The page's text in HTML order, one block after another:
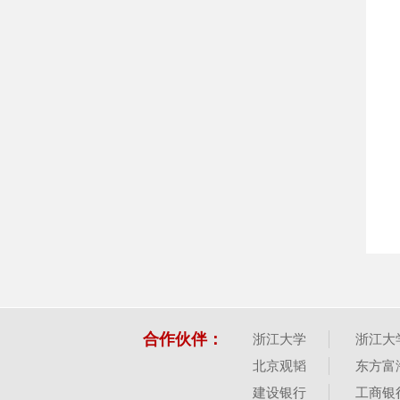
合作伙伴： 浙江大学
浙江大
北京观韬
东方富
建设银行
工商银